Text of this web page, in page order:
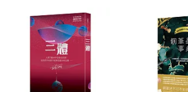
丹．布朗(2)
亞歷珊卓‧米契林斯卡(2)
魔豆文化(3)
鷹出版(3)
一葦文思(2) 三悅文化(2)